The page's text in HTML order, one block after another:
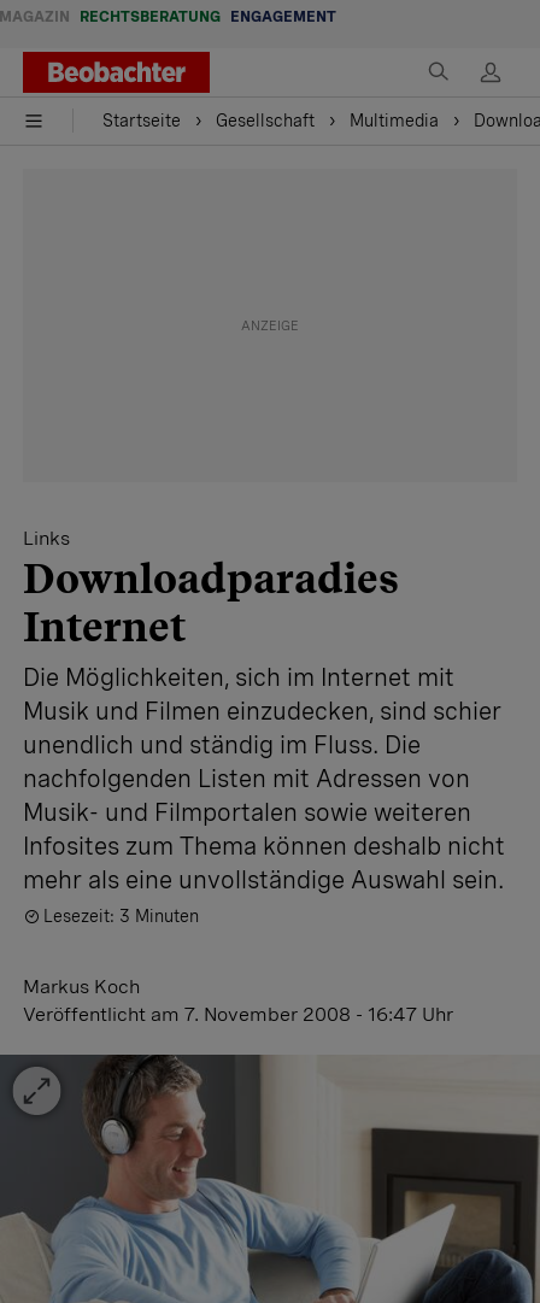
MAGAZIN RECHTSBERATUNG ENGAGEMENT
Startseite Gesellschaft Multimedia
Links
Downloadparadies
Internet
Die Möglichkeiten, sich im Internet mit
Musik und Filmen einzudecken, sind schier
unendlich und ständig im Fluss. Die
nachfolgenden Listen mit Adressen von
Musik- und Filmportalen sowie weiteren
Infosites zum Thema können deshalb nicht
mehr als eine unvollständige Auswahl sein.
Lesezeit: 3 Minuten
Markus Koch
Veröffentlicht am 7. November 2008 - 16:47 Uhr